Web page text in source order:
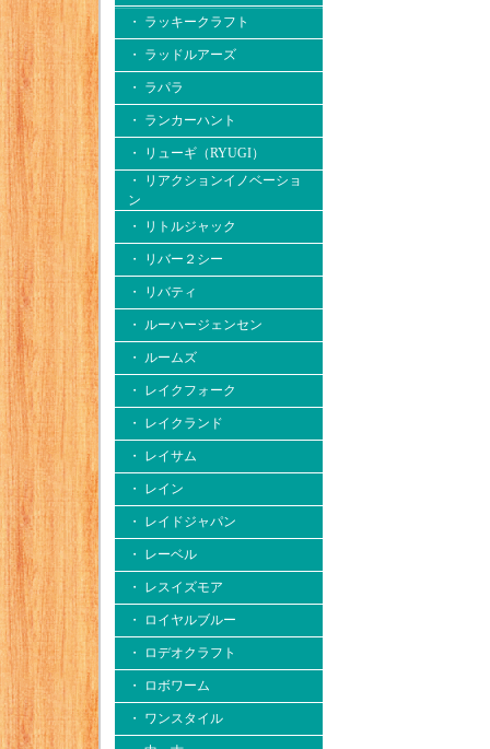
・ ラッキークラフト
・ ラッドルアーズ
・ ラパラ
・ ランカーハント
・ リューギ（RYUGI）
・ リアクションイノベーショ
ン
・ リトルジャック
・ リバー２シー
・ リバティ
・ ルーハージェンセン
・ ルームズ
・ レイクフォーク
・ レイクランド
・ レイサム
・ レイン
・ レイドジャパン
・ レーベル
・ レスイズモア
・ ロイヤルブルー
・ ロデオクラフト
・ ロボワーム
・ ワンスタイル